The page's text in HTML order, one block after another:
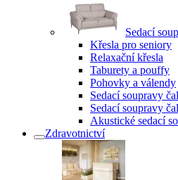
Sedací
Křesla pro seniory
Relaxační křesla
Taburety a pouffy
Pohovky a válendy
Sedací soupravy
Sedací soupravy
Akustické sedací
Zdravotnictví